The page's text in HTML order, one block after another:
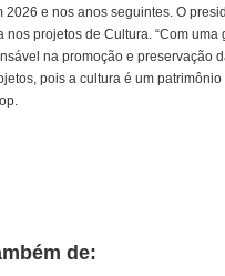
2026 e nos anos seguintes. O
projetos de Cultura. “Com
na promoção e preservação
pois a cultura é um
de: